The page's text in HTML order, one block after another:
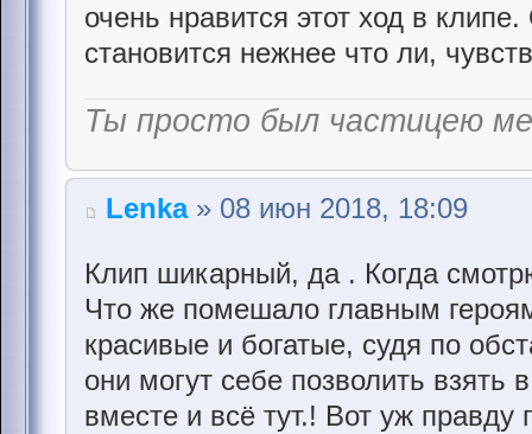
очень нравится этот ход в
становится нежнее что ли,
Ты просто был частицею
Lenka» 08 июн 2018, 18:09
Клип шикарный, да . Когда
Что же помешало главным
красивые и богатые, судя по
они могут себе позволить взять
вместе и всё тут.! Вот уж правду